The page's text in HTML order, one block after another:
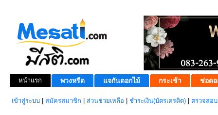
หน้าแรก พวงหรีด แจกันดอกไม้ กระเช้า ช่อดอ
เข้าสู่ระบบ สมัครสมาชิก ส่วนช่วยเหลือ ชำระเงิน(บัตรเครดิต) ตรวจสอ